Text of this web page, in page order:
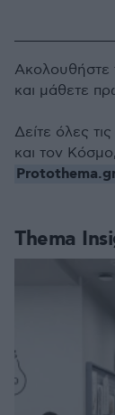
Thema
Ακολουθήστε
και μάθετε
Δείτε όλες
και τον